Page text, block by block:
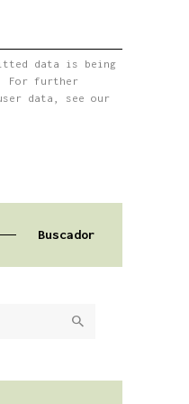
data is being
For further
data, see our
Buscador